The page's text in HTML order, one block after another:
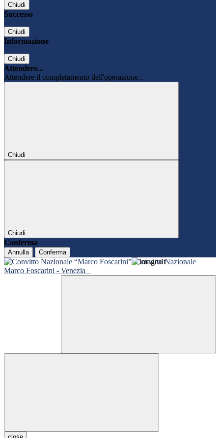
Chiudi
Successo
Chiudi
Informazione
Chiudi
Attendere...
Attendere il completamento dell'operazione...
Chiudi
Chiudi
Conferma
Annulla Conferma
Convitto Nazionale
Marco Foscarini - Venezia